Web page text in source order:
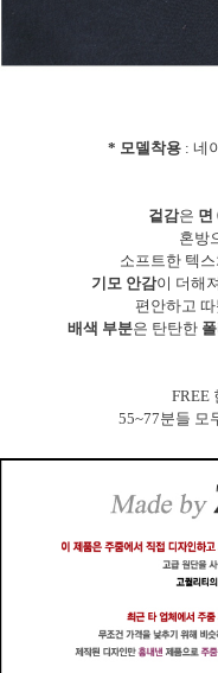
* 모델착용 : 네
겉감은 면
혼방
소프트한 텍
기모 안감이 더해
편안하고
배색 부분은 탄탄한
FREE
55~77분들 모